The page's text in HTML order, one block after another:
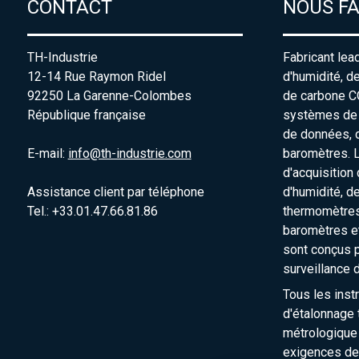
CONTACT
TH-Industrie
12-14 Rue Raymon Ridel
92250 La Garenne-Colombes
République française
E-mail: info@th-industrie.com
Assistance client par téléphone
Tel.: +33.01.47.66.81.86
NOUS
Fabricant
d'humidité,
de carbone
systèmes
de données,
baromètres.
d'acquisition
d'humidité,
baromètres
sont conçus
surveillance
Tous les
d'étalonnage
exigences